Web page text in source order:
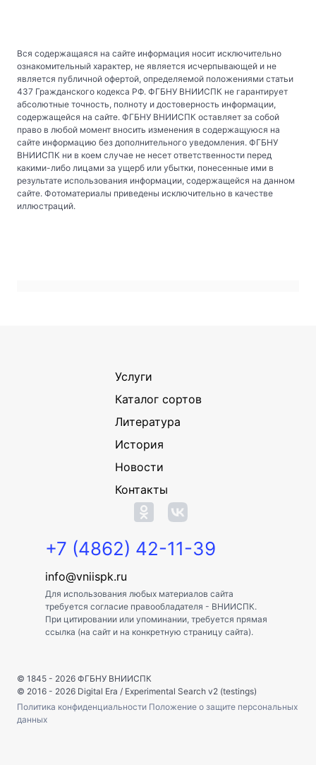
Вся содержащаяся на сайте информация носит исключительно
ознакомительный характер, не является исчерпывающей и не
является публичной офертой, определяемой положениями статьи
437 Гражданского кодекса РФ. ФГБНУ ВНИИСПК не гарантирует
абсолютные точность, полноту и достоверность информации,
содержащейся на сайте. ФГБНУ ВНИИСПК оставляет за собой
право в любой момент вносить изменения в содержащуюся на
сайте информацию без дополнительного уведомления. ФГБНУ
ВНИИСПК ни в коем случае не несет ответственности перед
какими-либо лицами за ущерб или убытки, понесенные ими в
результате использования информации, содержащейся на данном
сайте. Фотоматериалы приведены исключительно в качестве
иллюстраций.
Услуги
Каталог сортов
Литература
История
Новости
Контакты
+7 (4862) 42-11-39
info@vniispk.ru
Для использования любых материалов сайта
требуется согласие правообладателя - ВНИИСПК.
При цитировании или упоминании, требуется прямая
ссылка (на сайт и на конкретную страницу сайта).
© 1845 - 2026 ФГБНУ ВНИИСПК
© 2016 - 2026 Digital Era / Experimental Search v2 (testings)
Политика конфиденциальности Положение о защите персональных
данных